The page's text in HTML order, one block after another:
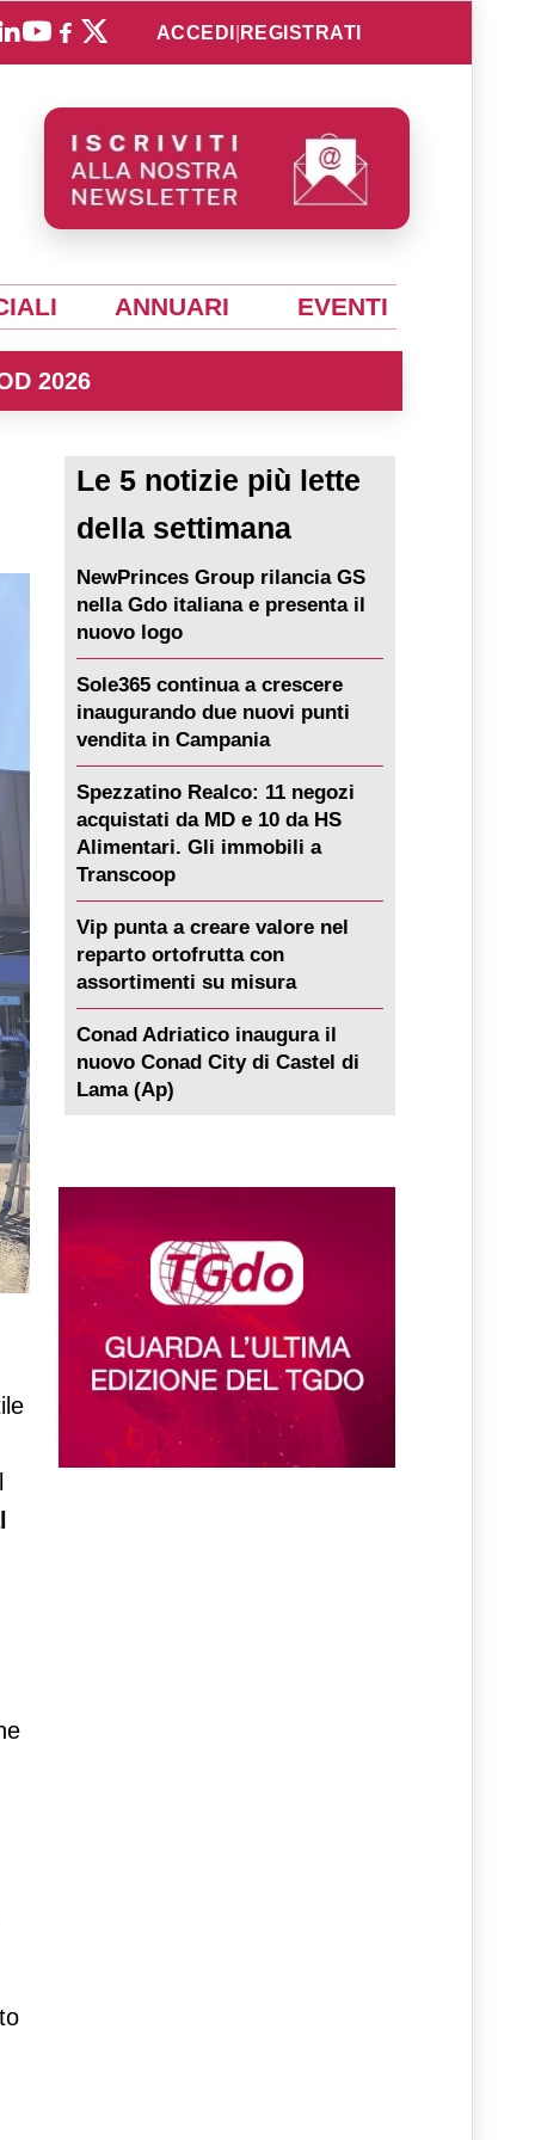
ACCEDI REGISTRATI
ANNUARI EVENTI
2026
Le 5 notizie più lette
della settimana
NewPrinces Group rilancia GS
nella Gdo italiana e presenta il
nuovo logo
Sole365 continua a crescere
inaugurando due nuovi punti
vendita in Campania
Spezzatino Realco: 11 negozi
acquistati da MD e 10 da HS
Alimentari. Gli immobili a
Transcoop
Vip punta a creare valore nel
reparto ortofrutta con
assortimenti su misura
Conad Adriatico inaugura il
nuovo Conad City di Castel di
Lama (Ap)